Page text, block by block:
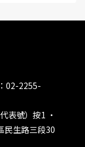
02-2255-
表號）按1 ‧
民生路三段30